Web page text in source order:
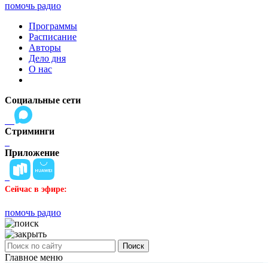
помочь радио
Программы
Расписание
Авторы
Дело дня
О нас
Социальные сети
Стриминги
Приложение
Сейчас в эфире:
помочь радио
Поиск
Главное меню